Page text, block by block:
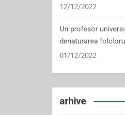
12/12/2022
Un profesor
denaturarea
01/12/2022
arhive